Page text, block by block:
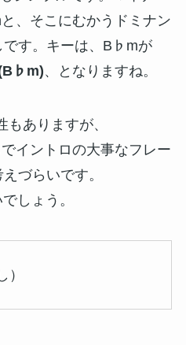
、そこにむかうドミナン
です。キーは、B♭mが
、となりますね。
ありますが、
イントロの大事なフレー
づらいです。
しょう。